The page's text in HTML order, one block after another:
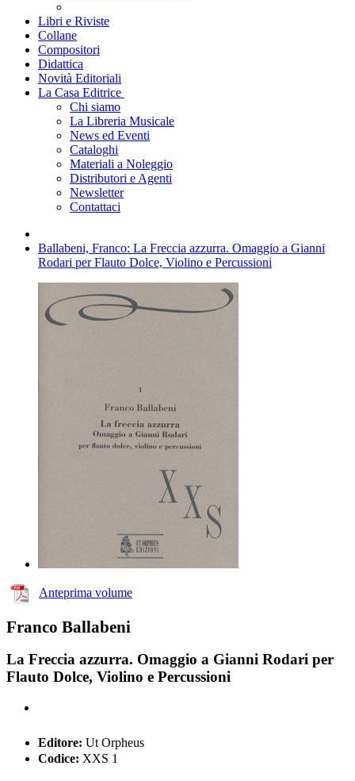
Libri e Riviste
Collane
Compositori
Didattica
Novità Editoriali
La Casa Editrice
Chi siamo
La Libreria Musicale
News ed Eventi
Cataloghi
Materiali a Noleggio
Distributori e Agenti
Newsletter
Contattaci
Ballabeni, Franco: La Freccia azzurra. Omaggio a Gianni
Rodari per Flauto Dolce, Violino e Percussioni
Anteprima volume
Franco Ballabeni
La Freccia azzurra. Omaggio a Gianni Rodari per
Flauto Dolce, Violino e Percussioni
Editore: Ut Orpheus
Codice: XXS 1